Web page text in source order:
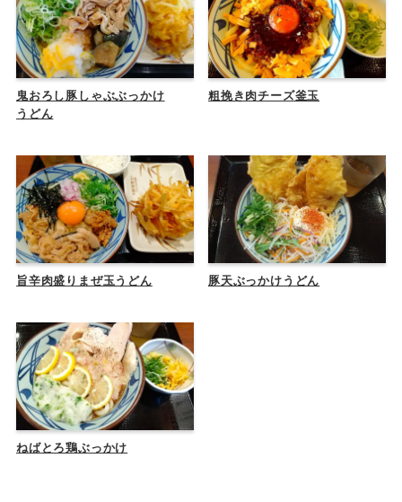
鬼おろし豚しゃぶぶっかけ
うどん
粗挽き肉チーズ釜玉
旨辛肉盛りまぜ玉うどん 豚天ぶっかけうどん
ねばとろ鶏ぶっかけ